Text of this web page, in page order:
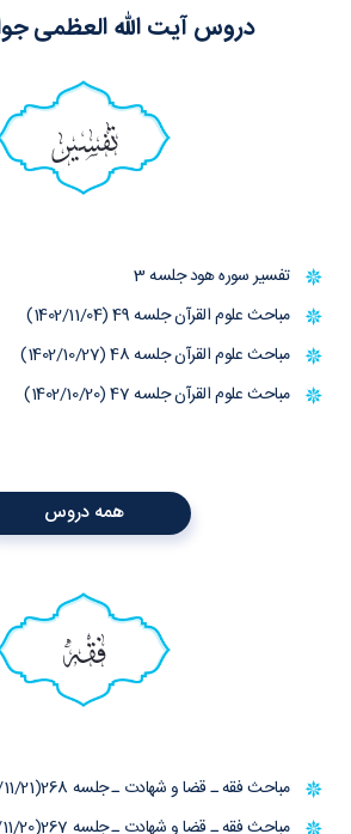
دروس آیت الله العظمی
تفسیر
تفسیر سوره هود جلسه 3
مباحث علوم القرآن جلسه 49 (1402/11/04)
مباحث علوم القرآن جلسه 48 (1402/10/27)
مباحث علوم القرآن جلسه 47 (1402/10/20)
همه دروس
فقه
مباحث فقه ـ قضا و شهادت ـ جلسه 268(1404/11/21)
مباحث فقه ـ قضا و شهادت ـ جلسه 267(1404/11/20)